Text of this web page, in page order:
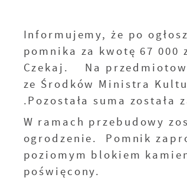
Informujemy, że po
pomnika za kwotę 67 000
Czekaj. Na
ze Środków Ministra
.Pozostała suma
W ramach przebudowy
ogrodzenie. Pomnik
poziomym blokiem
poświęcony.